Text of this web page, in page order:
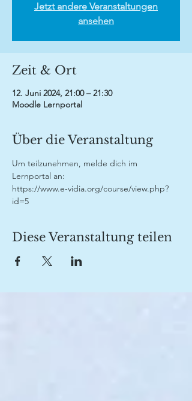
Jetzt andere Veranstaltungen
ansehen
Zeit & Ort
12. Juni 2024, 21:00 – 21:30
Moodle Lernportal
Über die Veranstaltung
Um teilzunehmen, melde dich im
Lernportal an:
https://www.e-vidia.org/course/view.php?
id=5
Diese Veranstaltung teilen